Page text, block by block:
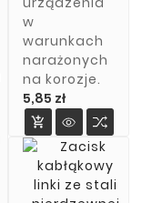
w
warunkach
narażonych
na korozje.
5,85 złCena
